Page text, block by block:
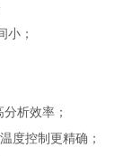
小；
析效率；
度控制更精确；